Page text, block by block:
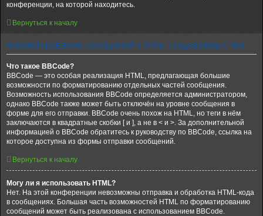
конференции, на которой находитесь.
Вернуться к началу
Форматирование сообщений и типы создаваемых тем
Что такое BBCode?
BBCode — это особая реализация HTML, предлагающая большие
возможности по форматированию отдельных частей сообщения.
Возможность использования BBCode определяется администратором,
однако BBCode также может быть отключён на уровне сообщения в
форме для его отправки. BBCode очень похож на HTML, но теги в нём
заключаются в квадратные скобки [ и ], а не в < и >. За дополнительной
информацией о BBCode обратитесь к руководству по BBCode, ссылка на
которое доступна из формы отправки сообщений.
Вернуться к началу
Могу ли я использовать HTML?
Нет. На этой конференции невозможны отправка и обработка HTML-кода
в сообщениях. Большая часть возможностей HTML по форматированию
сообщений может быть реализована с использованием BBCode.